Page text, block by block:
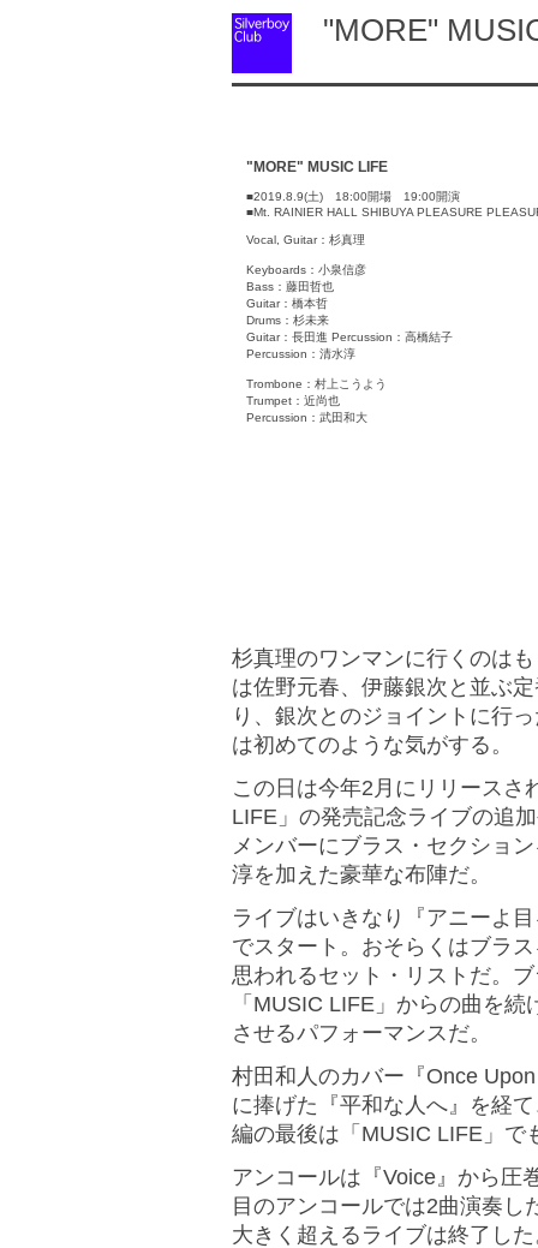
"MORE"
"MORE" MUSIC LIFE
■2019.8.9(土) 18:00開場 19:00開演
■Mt. RAINIER HALL SHIBUYA PLEASURE
Vocal, Guitar：杉真理
Keyboards：小泉信彦
Bass：藤田哲也
Guitar：橋本哲
Drums：杉未来
Guitar：長田進 Percussion：高橋結子
Percussion：清水淳
Trombone：村上こうよう
Trumpet：近尚也
Percussion：武田和大
杉真理のワンマンに行くのは
は佐野元春、伊藤銀次と並ぶ
り、銀次とのジョイントに行
は初めてのような気がする。
この日は今年2月にリリースさ
LIFE」の発売記念ライブの追
メンバーにブラス・セクショ
淳を加えた豪華な布陣だ。
ライブはいきなり『アニーよ
でスタート。おそらくはブラ
思われるセット・リストだ。
「MUSIC LIFE」からの曲を
させるパフォーマンスだ。
村田和人のカバー『Once
に捧げた『平和な人へ』を経
編の最後は「MUSIC LIFE」で
アンコールは『Voice』から圧
目のアンコールでは2曲演奏し
大きく超えるライブは終了し